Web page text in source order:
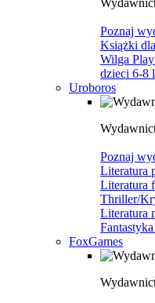
Poznaj
Książki
Wilga Play
dzieci 6-8
Uroboros
Poznaj
Literatura
Literatura
Thriller/
Literatura
FoxGames